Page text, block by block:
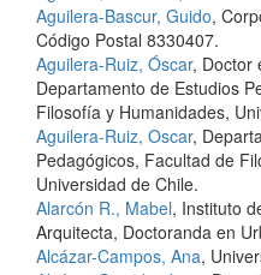
Aguilera-Bascur, Guido,
Código Postal 8330407.
Aguilera-Ruiz, Óscar, Doctor
Departamento de Estudios
Filosofía y Humanidades,
Aguilera-Ruiz, Oscar,
Pedagógicos, Facultad de
Universidad de Chile.
Alarcón R., Mabel, Instituto
Arquitecta, Doctoranda en
Alcázar-Campos, Ana,